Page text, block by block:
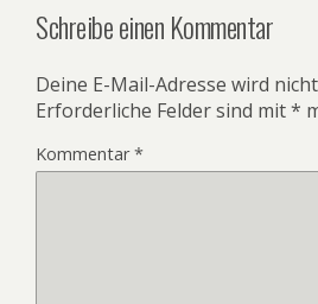
Schreibe einen Kommentar
Deine E-Mail-Adresse wird
Erforderliche Felder sind mit*
Kommentar*